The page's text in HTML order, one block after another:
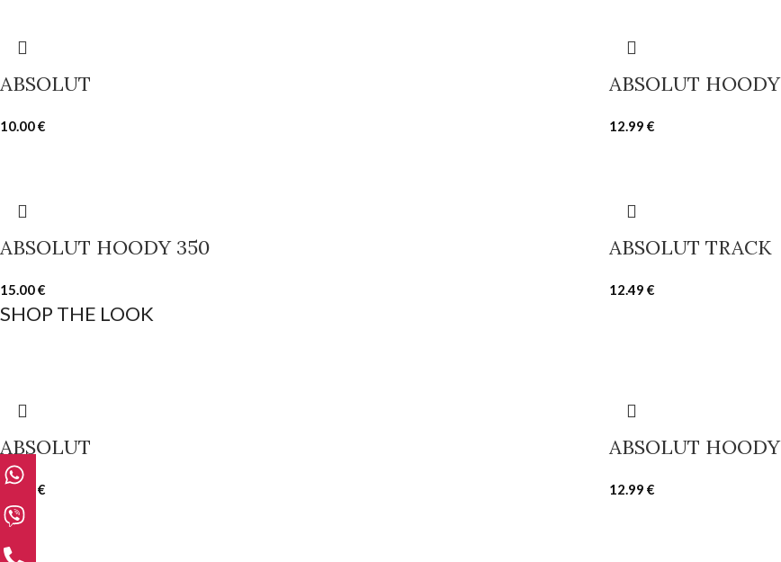
ABSOLUT
10.00€
ABSOLUT HOODY
12.99 €
ABSOLUT HOODY 350
15.00€
ABSOLUT TRACK
12.49 €
SHOP THE LOOK
ABSOLUT
10.00 €
ABSOLUT HOODY
12.99 €